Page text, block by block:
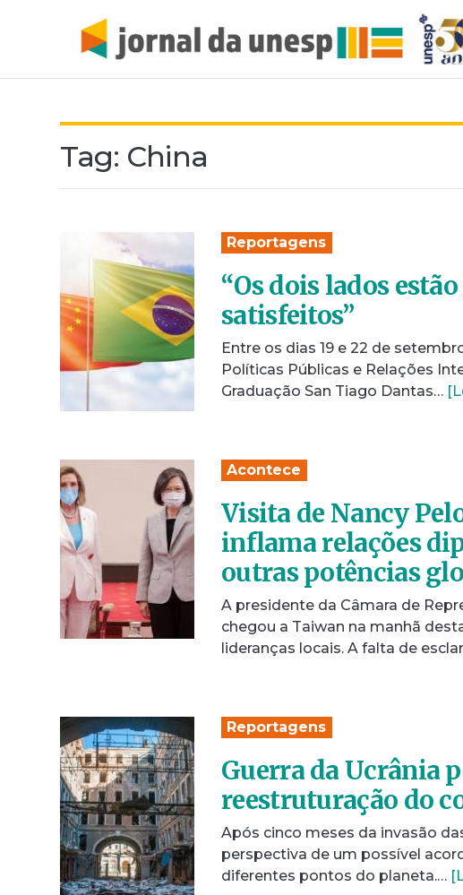
Tag: China
Reportagens
“Os dois lados
satisfeitos”
Entre os dias 19 e 22 de
Políticas Públicas e Relações
Graduação San Tiago Dantas…
Acontece
Visita de Nancy
inflama relações
outras potências
A presidente da Câmara de
chegou a Taiwan na manhã
lideranças locais. A falta de
Reportagens
Guerra da Ucrânia
reestruturação do
Após cinco meses da invasão
perspectiva de um possível
diferentes pontos do planeta.…